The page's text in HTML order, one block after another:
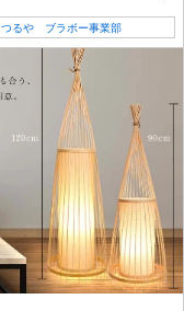
つるや ブラボー事業部